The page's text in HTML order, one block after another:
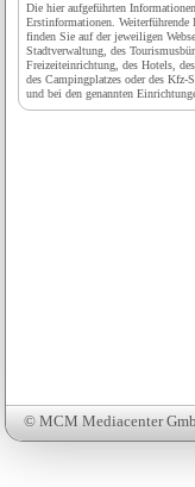
© MCM Mediacenter
Die hier aufgeführten
Erstinformationen. Weiterführende
finden Sie auf der jeweiligen
Stadtverwaltung, des
Freizeiteinrichtung, des Hotels, des
des Campingplatzes oder des Kfz-
und bei den genannten